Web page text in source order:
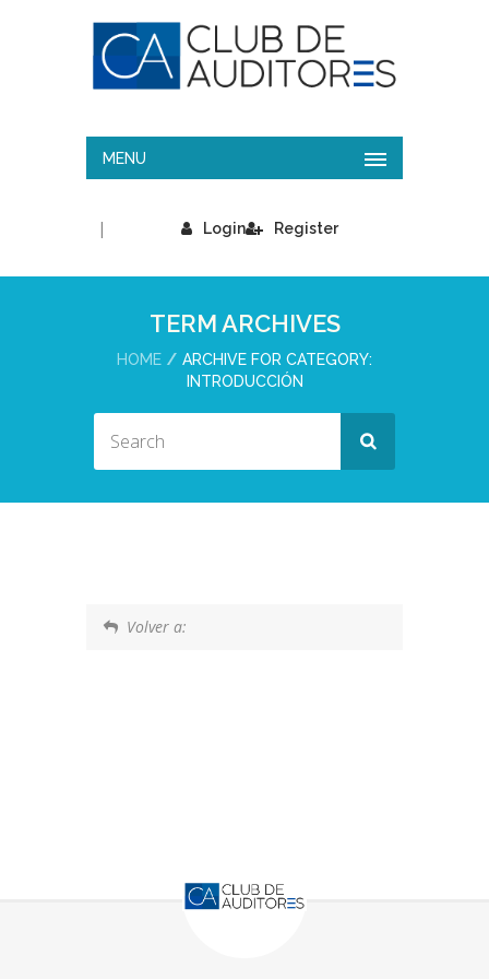
MENU
Login
| Register
TERM ARCHIVES
HOME
ARCHIVE FOR CATEGORY:
INTRODUCCIÓN
Volver a: